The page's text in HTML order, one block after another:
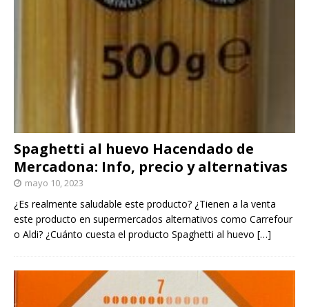
Spaghetti al huevo Hacendado de
Mercadona: Info, precio y alternativas
mayo 10, 2023
¿Es realmente saludable este producto? ¿Tienen a la venta
este producto en supermercados alternativos como Carrefour
o Aldi? ¿Cuánto cuesta el producto Spaghetti al huevo […]